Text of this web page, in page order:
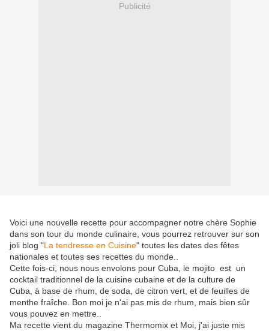
Publicité
Voici une nouvelle recette pour accompagner notre chère Sophie
dans son tour du monde culinaire, vous pourrez retrouver sur son
joli blog "La tendresse en Cuisine" toutes les dates des fêtes
nationales et toutes ses recettes du monde..
Cette fois-ci, nous nous envolons pour Cuba, le mojito est un
cocktail traditionnel de la cuisine cubaine et de la culture de
Cuba, à base de rhum, de soda, de citron vert, et de feuilles de
menthe fraîche. Bon moi je n'ai pas mis de rhum, mais bien sûr
vous pouvez en mettre..
Ma recette vient du magazine Thermomix et Moi, j'ai juste mis